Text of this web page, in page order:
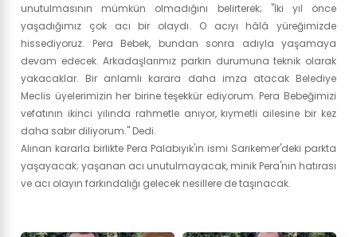
unutulmasının mümkün olmadığını belirterek; "İki yıl önce
yaşadığımız çok acı bir olaydı. O acıyı hâlâ yüreğimizde
hissediyoruz. Pera Bebek, bundan sonra adıyla yaşamaya
devam edecek. Arkadaşlarımız parkın durumuna teknik olarak
yakacaklar. Bir anlamlı karara daha imza atacak Belediye
Meclis üyelerimizin her birine teşekkür ediyorum. Pera Bebeğimizi
vefatının ikinci yılında rahmetle anıyor, kıymetli ailesine bir kez
daha sabır diliyorum." Dedi.
Alınan kararla birlikte Pera Palabıyık'ın ismi Sarıkemer'deki parkta
yaşayacak; yaşanan acı unutulmayacak, minik Pera'nın hatırası
ve acı olayın farkındalığı gelecek nesillere de taşınacak.